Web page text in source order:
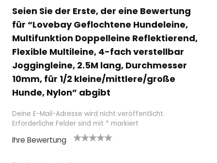
Seien Sie der Erste, der eine Bewertung
für “Lovebay Geflochtene Hundeleine,
Multifunktion Doppelleine Reflektierend,
Flexible Multileine, 4-fach verstellbar
Joggingleine, 2.5M lang, Durchmesser
10mm, für 1/2 kleine/mittlere/große
Hunde, Nylon” abgibt
Deine E-Mail-Adresse wird nicht veröffentlicht.
Erforderliche Felder sind mit * markiert
Ihre Bewertung